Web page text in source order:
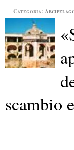
Categoria:
scambio